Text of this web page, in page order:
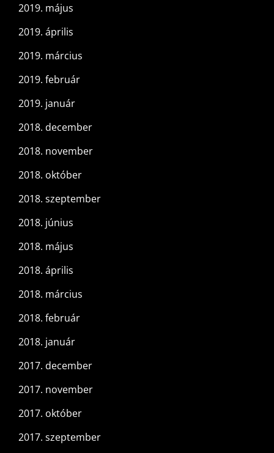
2019. május
2019. április
2019. március
2019. február
2019. január
2018. december
2018. november
2018. október
2018. szeptember
2018. június
2018. május
2018. április
2018. március
2018. február
2018. január
2017. december
2017. november
2017. október
2017. szeptember